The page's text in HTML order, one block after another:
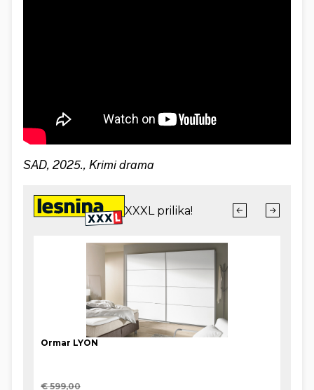
SAD, 2025., Krimi drama